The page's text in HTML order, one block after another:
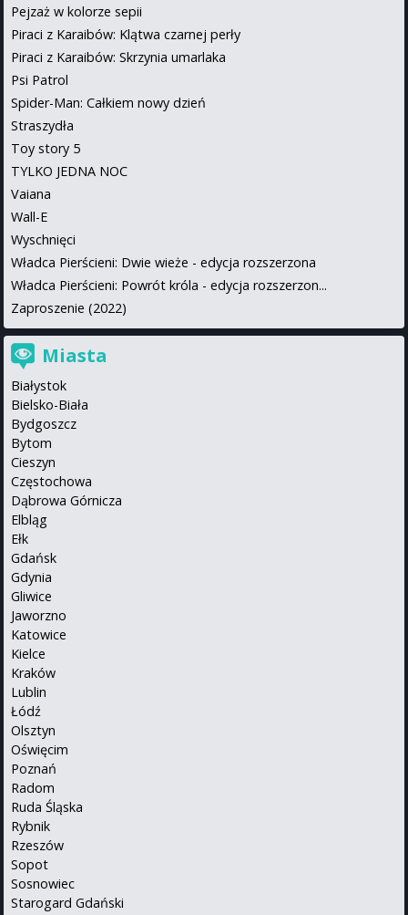
Pejzaż w kolorze sepii
Piraci z Karaibów: Klątwa czarnej perły
Piraci z Karaibów: Skrzynia umarlaka
Psi Patrol
Spider-Man: Całkiem nowy dzień
Straszydła
Toy story 5
TYLKO JEDNA NOC
Vaiana
Wall-E
Wyschnięci
Władca Pierścieni: Dwie wieże - edycja rozszerzona
Władca Pierścieni: Powrót króla - edycja rozszerzon...
Zaproszenie (2022)
Miasta
Białystok
Bielsko-Biała
Bydgoszcz
Bytom
Cieszyn
Częstochowa
Dąbrowa Górnicza
Elbląg
Ełk
Gdańsk
Gdynia
Gliwice
Jaworzno
Katowice
Kielce
Kraków
Lublin
Łódź
Olsztyn
Oświęcim
Poznań
Radom
Ruda Śląska
Rybnik
Rzeszów
Sopot
Sosnowiec
Starogard Gdański